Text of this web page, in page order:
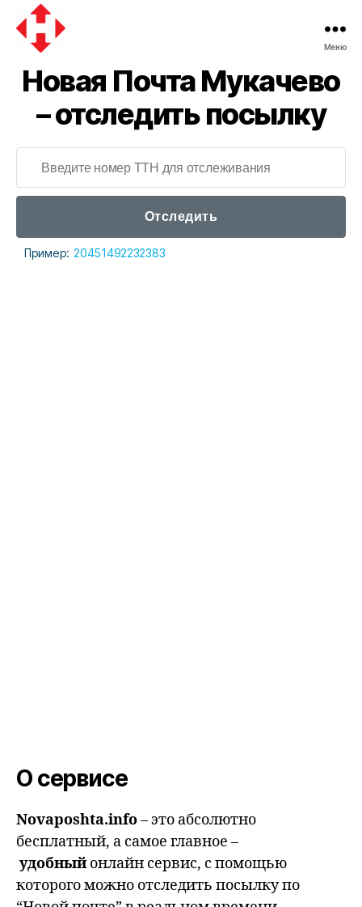
почта
Меню
Новая Почта Мукачево
– отследить посылку
Отследить
Пример: 20451492232383
О сервисе
Novaposhta.info– это абсолютно
бесплатный, а самое главное –
удобныйонлайн сервис, с помощью
которого можно отследить посылку по